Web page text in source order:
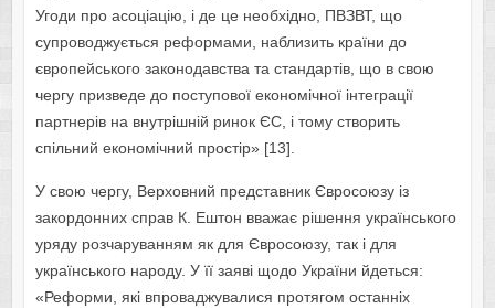
Угоди про асоціацію, і де це необхідно, ПВЗВТ, що
супроводжується реформами, наблизить країни до
європейського законодавства та стандартів, що в свою
чергу призведе до поступової економічної інтеграції
партнерів на внутрішній ринок ЄС, і тому створить
спільний економічний простір» [13].
У свою чергу, Верховний представник Євросоюзу із
закордонних справ К. Ештон вважає рішення українського
уряду розчаруванням як для Євросоюзу, так і для
українського народу. У її заяві щодо України йдеться:
«Реформи, які впроваджувалися протягом останніх